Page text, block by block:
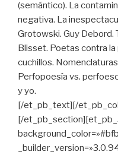
(semántico). La
negativa. La
Grotowski. Guy
Blisset. Poetas contra la
cuchillos.
Perfopoesía vs.
y yo.
[/et_pb_text][/
[/